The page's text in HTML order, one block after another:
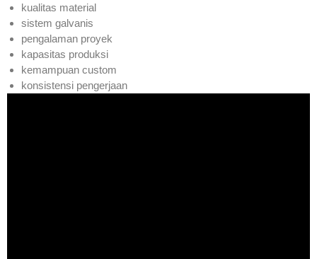
kualitas material
sistem galvanis
pengalaman proyek
kapasitas produksi
kemampuan custom
konsistensi pengerjaan